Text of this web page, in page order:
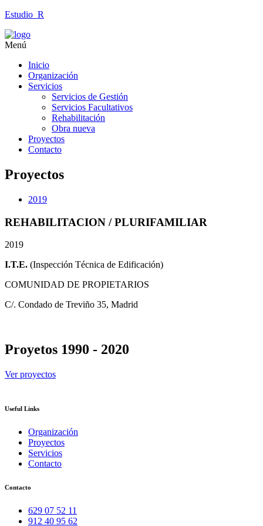
Estudio_R
Menú
Inicio
Organización
Servicios
Servicios de Gestión
Servicios Facultativos
Rehabilitación
Obra nueva
Proyectos
Contacto
Proyectos
2019
REHABILITACION / PLURIFAMILIAR
2019
I.T.E. (Inspección Técnica de Edificación)
COMUNIDAD DE PROPIETARIOS
C/. Condado de Treviño 35, Madrid
Proyetos 1990 - 2020
Ver proyectos
Useful Links
Organización
Proyectos
Servicios
Contacto
Contacto
629 07 52 11
912 40 95 62